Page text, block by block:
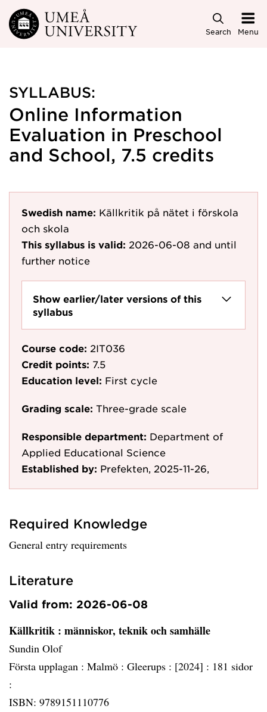
Skip to main content
Search Menu
SYLLABUS:
Online Information
Evaluation in Preschool
and School, 7.5 credits
Swedish name: Källkritik på nätet i förskola
och skola
This syllabus is valid: 2026-06-08 and until
further notice
Show earlier/later versions of this
syllabus
Course code: 2IT036
Credit points: 7.5
Education level: First cycle
Grading scale: Three-grade scale
Responsible department: Department of
Applied Educational Science
Established by: Prefekten, 2025-11-26,
Required Knowledge
General entry requirements
Literature
Valid from: 2026-06-08
Källkritik : människor, teknik och samhälle
Sundin Olof
Första upplagan : Malmö : Gleerups : [2024] : 181 sidor
:
ISBN: 9789151110776